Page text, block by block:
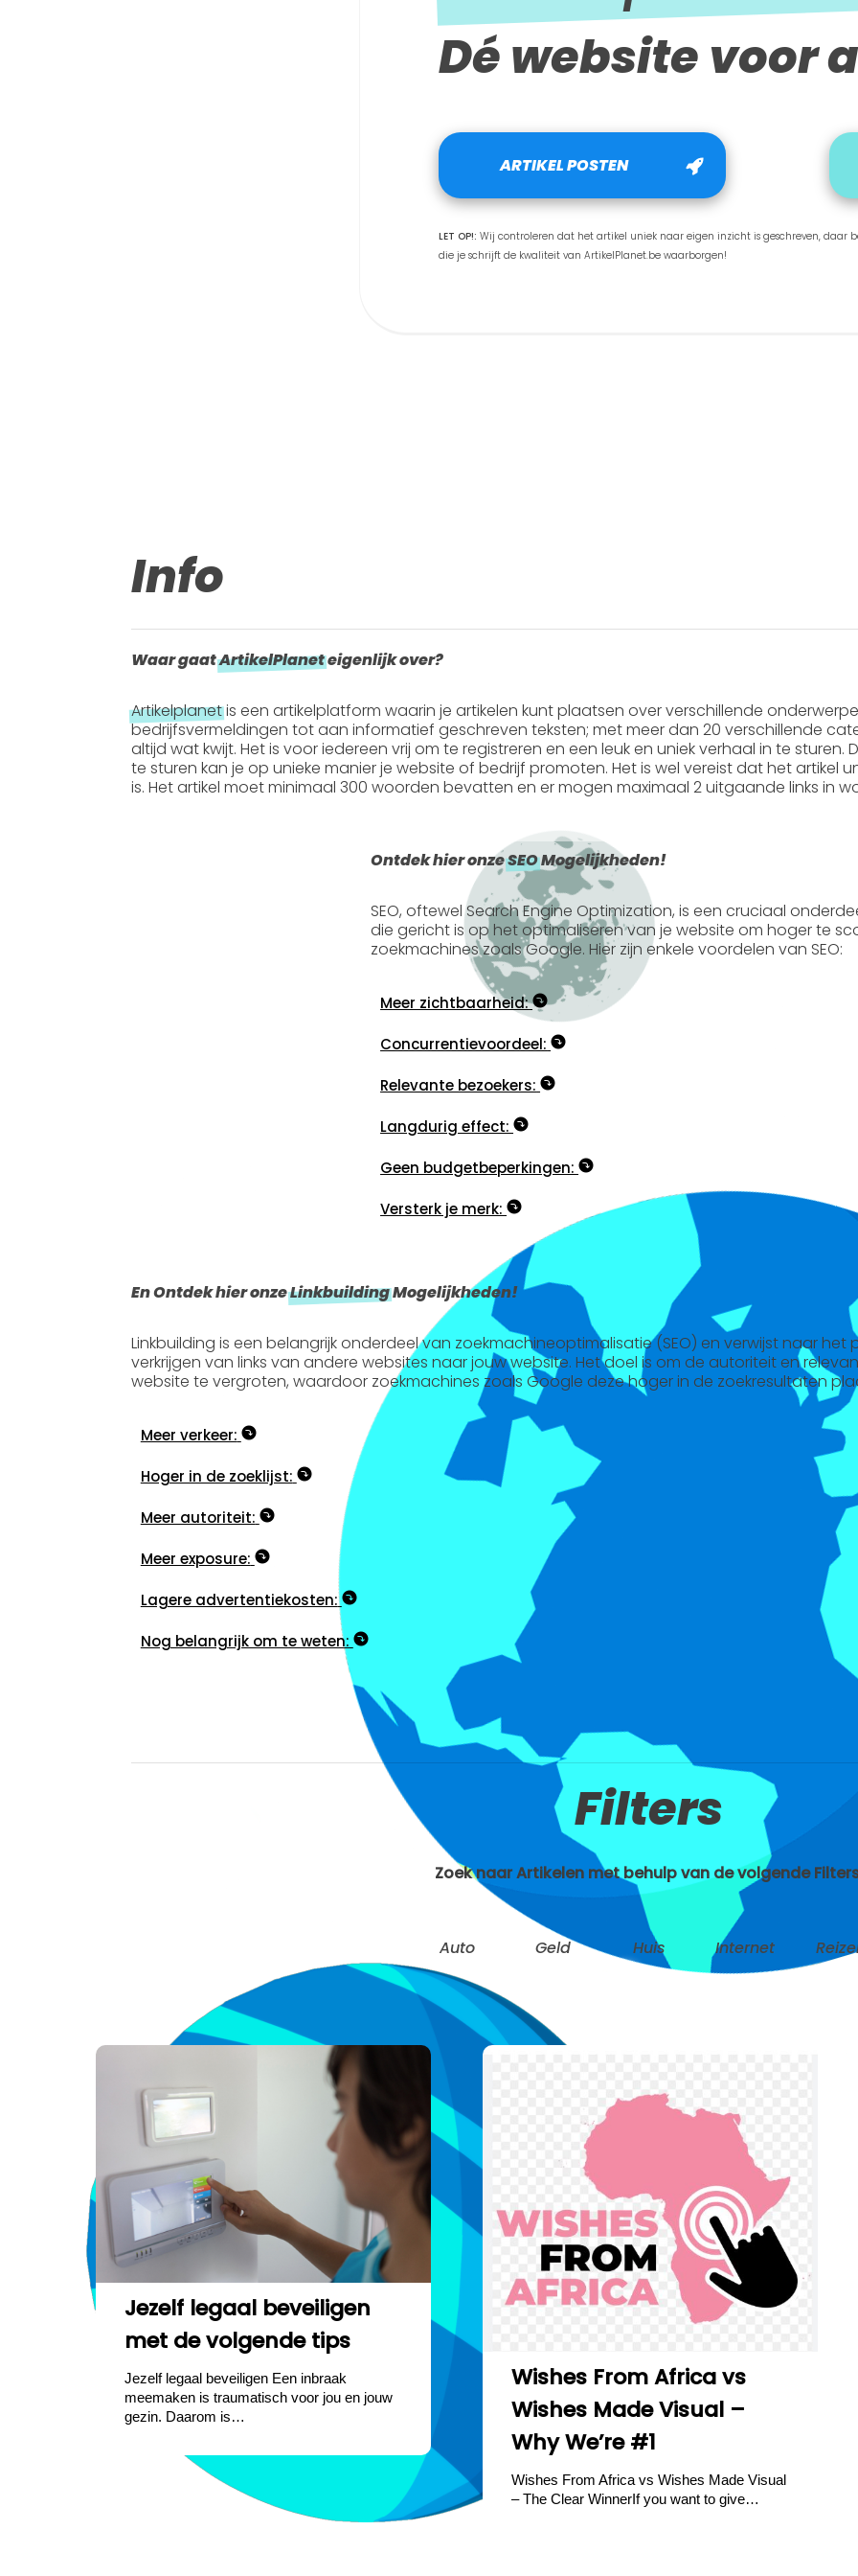
Dé website voor
ARTIKEL POSTEN
LET OP!: Wij controleren dat het artikel uniek naar eigen inzicht is geschreven, daar
die je schrijft de kwaliteit van ArtikelPlanet.be waarborgen!
Info
Waar gaatArtikelPlaneteigenlijk over?
Artikelplanetis een artikelplatform waarin je artikelen kunt plaatsen over verschillende
bedrijfsvermeldingen tot aan informatief geschreven teksten; met meer dan 20 verschillende
altijd wat kwijt. Het is voor iedereen vrij om te registreren en een leuk en uniek verhaal in te sturen.
te sturen kan je op unieke manier je website of bedrijf promoten. Het is wel vereist dat het artikel
is. Het artikel moetminimaal 300 woorden bevatten en er mogen maximaal 2 uitgaande links in
Ontdek hier onzeSEOMogelijkheden!
SEO, oftewelSearch Engine Optimization, is een cruciaal
die gericht is op het optimaliseren van je website om hoger te
zoekmachines zoals Google. Hier zijn enkele voordelen van SEO:
Meer zichtbaarheid:
Concurrentievoordeel:
Relevante bezoekers:
Langdurig effect:
Geen budgetbeperkingen:
Versterk je merk:
En Ontdek hier onzeLinkbuildingMogelijkheden!
Linkbuilding is een belangrijk onderdeel van zoekmachineoptimalisatie (SEO) en verwijst naar het
verkrijgen van links van andere websites naar jouw website. Het doel is om de autoriteit en
website te vergroten, waardoor zoekmachines zoals Google deze hoger in de zoekresultaten
Meer verkeer:
Hoger in de zoeklijst:
Meer autoriteit:
Meer exposure:
Lagere advertentiekosten:
Nog belangrijk om te weten:
Filters
Zoek naar Artikelen met behulp van de volgende
Auto Geld Huis Internet
Jezelf legaal beveiligen
met de volgende tips
Jezelf legaal beveiligen Een inbraak
meemaken is traumatisch voor jou en jouw
gezin. Daarom is…
Wishes From Africa vs
Wishes Made Visual –
Why We’re #1
Wishes From Africa vs Wishes Made Visual
– The Clear WinnerIf you want to give…